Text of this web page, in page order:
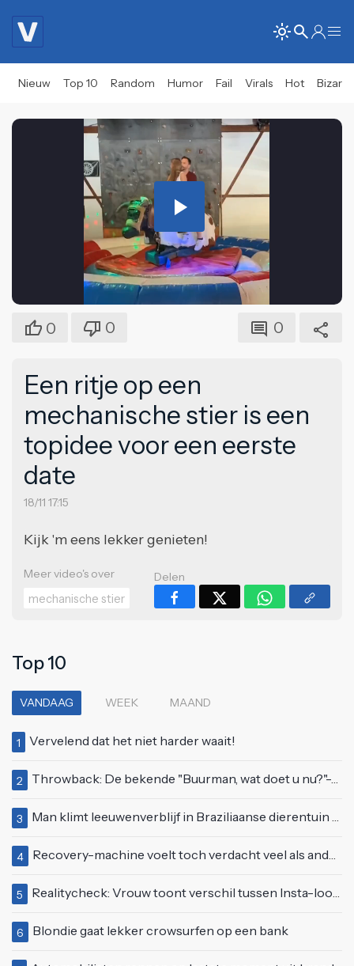
Nieuw Top 10 Random Humor Fail Virals Hot Bizar
Play
Video
0 0 0
Een ritje op een
mechanische stier is een
topidee voor een eerste
date
18/11 17:15
Kijk 'm eens lekker genieten!
Meer video's over
mechanische stier
Delen
Top 10
VANDAAG WEEK MAAND
1 Vervelend dat het niet harder waait!
2 Throwback: De bekende "Buurman, wat doet u nu?"-scène uit Flodder met Tatjana Šimić
3 Man klimt leeuwenverblijf in Braziliaanse dierentuin en overleeft het niet
4 Recovery-machine voelt toch verdacht veel als ander soort work-out
5 Realitycheck: Vrouw toont verschil tussen Insta-look en realiteit
6 Blondie gaat lekker crowsurfen op een bank